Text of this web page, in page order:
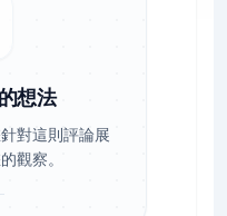
想法
對這則評論展
觀察。